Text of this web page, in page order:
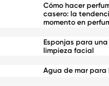
Cómo hacer
casero: la
momento en
Esponjas para
limpieza facial
Agua de mar para